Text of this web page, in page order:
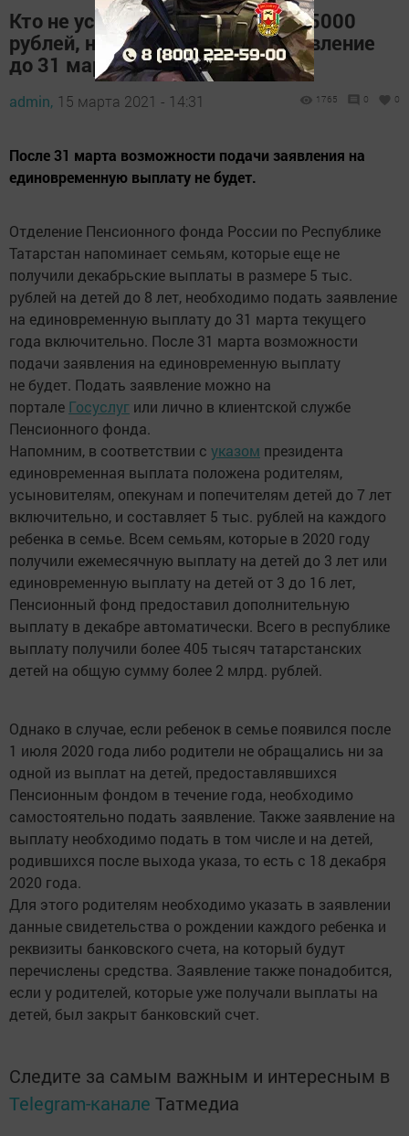
Кто не успел получить выплату 5000
рублей, необходимо подать заявление
до 31 марта
admin, 15 марта 2021 - 14:31 1765 0 0
После 31 марта возможности подачи заявления на
единовременную выплату не будет.
Отделение Пенсионного фонда России по Республике
Татарстан напоминает семьям, которые еще не
получили декабрьские выплаты в размере 5 тыс.
рублей на детей до 8 лет, необходимо подать заявление
на единовременную выплату до 31 марта текущего
года включительно. После 31 марта возможности
подачи заявления на единовременную выплату
не будет. Подать заявление можно на
портале Госуслуг или лично в клиентской службе
Пенсионного фонда.
Напомним, в соответствии с указом президента
единовременная выплата положена родителям,
усыновителям, опекунам и попечителям детей до 7 лет
включительно, и составляет 5 тыс. рублей на каждого
ребенка в семье. Всем семьям, которые в 2020 году
получили ежемесячную выплату на детей до 3 лет или
единовременную выплату на детей от 3 до 16 лет,
Пенсионный фонд предоставил дополнительную
выплату в декабре автоматически. Всего в республике
выплату получили более 405 тысяч татарстанских
детей на общую сумму более 2 млрд. рублей.
Однако в случае, если ребенок в семье появился после
1 июля 2020 года либо родители не обращались ни за
одной из выплат на детей, предоставлявшихся
Пенсионным фондом в течение года, необходимо
самостоятельно подать заявление. Также заявление на
выплату необходимо подать в том числе и на детей,
родившихся после выхода указа, то есть с 18 декабря
2020 года.
Для этого родителям необходимо указать в заявлении
данные свидетельства о рождении каждого ребенка и
реквизиты банковского счета, на который будут
перечислены средства. Заявление также понадобится,
если у родителей, которые уже получали выплаты на
детей, был закрыт банковский счет.
Следите за самым важным и интересным в
Telegram-канале Татмедиа